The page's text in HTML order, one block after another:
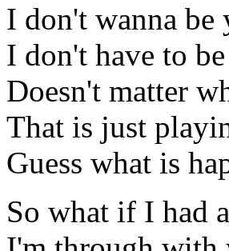
I don't wanna
I don't have to
Doesn't matter
That is just
Guess what is
So what if I had